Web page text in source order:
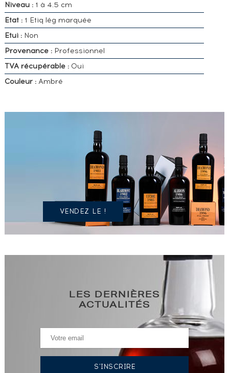
Niveau :1 à 4.5 cm
Etat :1 Etiq lég marquée
Etui :Non
Provenance :Professionnel
TVA récupérable :Oui
Couleur :Ambré
POSSÉDEZ
SPIRITUEUX
IDENTIQUE
VENDEZ LE !
LES DERNIÈRES
ACTUALITÉS